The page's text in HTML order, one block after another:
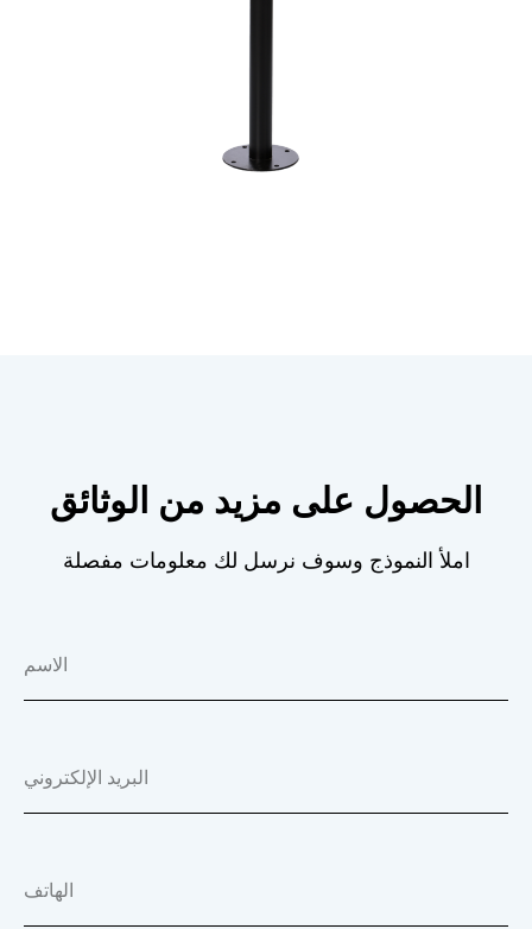
الحصول على مزيد من الوثائق
املأ النموذج وسوف نرسل لك معلومات مفصلة
الاسم
البريد الإلكتروني
الهاتف